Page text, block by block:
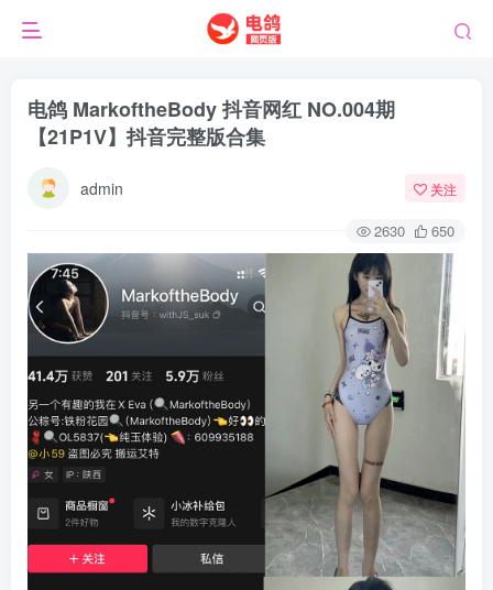
电鸽 MarkoftheBody 抖音网红 NO.004期
【21P1V】抖音完整版合集
admin 关注
2630 650